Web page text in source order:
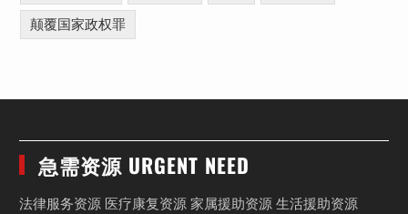
颠覆国家政权罪
急需资源 URGENT NEED
法律服务资源 医疗康复资源 家属援助资源 生活援助资源